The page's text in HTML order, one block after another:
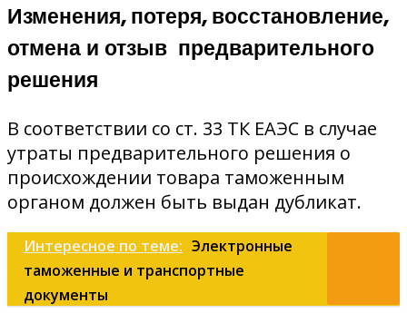
Изменения, потеря, восстановление,
отмена и отзыв предварительного
решения
В соответствии со ст. 33 ТК ЕАЭС в случае
утраты предварительного решения о
происхождении товара таможенным
органом должен быть выдан дубликат.
Интересное по теме: Электронные
таможенные и транспортные
документы